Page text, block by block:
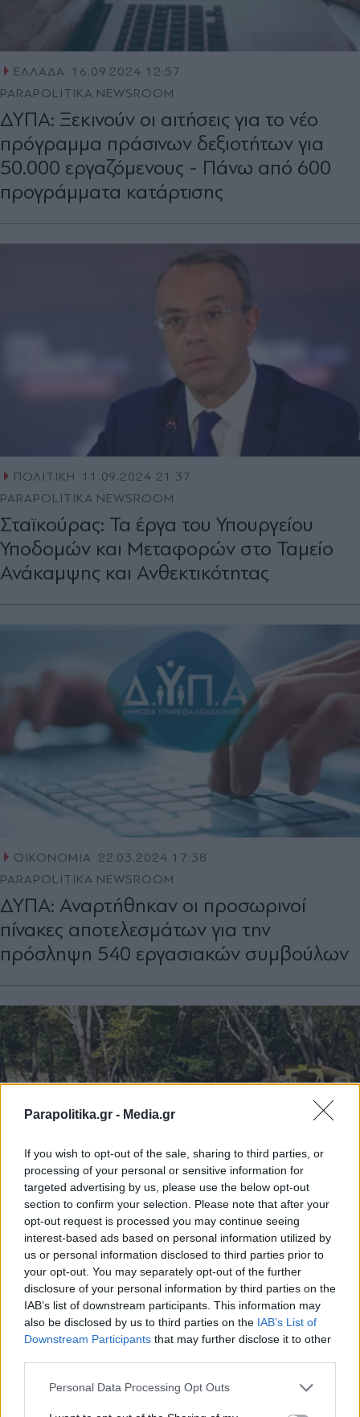
Parapolitika.gr - Media.gr
If you wish to opt-out of the sale, sharing to third parties, or
processing of your personal or sensitive information for
targeted advertising by us, please use the below opt-out
section to confirm your selection. Please note that after your
opt-out request is processed you may continue seeing
interest-based ads based on personal information utilized by
us or personal information disclosed to third parties prior to
your opt-out. You may separately opt-out of the further
disclosure of your personal information by third parties on the
IAB’s list of downstream participants. This information may
also be disclosed by us to third parties on the IAB’s List of
Downstream Participants that may further disclose it to other
Personal Data Processing Opt Outs
ΕΛΛΑΔΑ 16.09.2024 12:57
PARAPOLITIKA NEWSROOM
ΔΥΠΑ: Ξεκινούν οι αιτήσεις για το νέο
πρόγραμμα πράσινων δεξιοτήτων για
50.000 εργαζόμενους - Πάνω από 600
προγράμματα κατάρτισης
ΠΟΛΙΤΙΚΗ
11.09.2024 21:37
PARAPOLITIKA NEWSROOM
Σταϊκούρας: Τα έργα του Υπουργείου
Υποδομών και Μεταφορών στο Ταμείο
Ανάκαμψης και Ανθεκτικότητας
ΟΙΚΟΝΟΜΙΑ 22.03.2024 17:38
PARAPOLITIKA NEWSROOM
ΔΥΠΑ: Αναρτήθηκαν οι προσωρινοί
πίνακες αποτελεσμάτων για την
πρόσληψη 540 εργασιακών συμβούλων
ΠΟΛΙΤΙΚΗ 24.09.2023 13:57
PARAPOLITIKA NEWSROOM
Παπαθανάσης για Θεσσαλία: Την Τετάρτη
κατατίθεται το αναθεωρημένο σχέδιο του
Ελλάδα 2.0 με έργα 680 εκατ. ευρώ
Εγγραφή στο newsletter